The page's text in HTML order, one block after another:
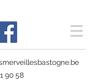
90 58